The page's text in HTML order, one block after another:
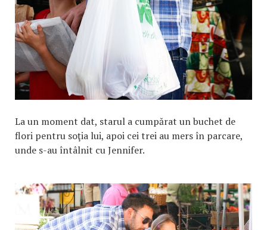
La un moment dat, starul a cumpărat un buchet de
flori pentru soţia lui, apoi cei trei au mers în parcare,
unde s-au întâlnit cu Jennifer.